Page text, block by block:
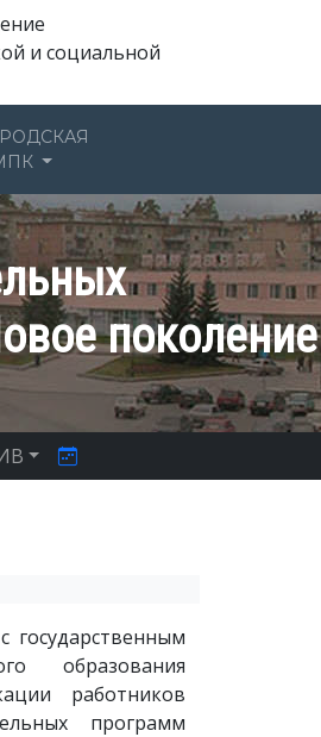
и социальной
поколение
государственным
образования
работников
программ